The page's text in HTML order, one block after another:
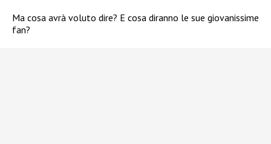
Ma cosa avrà voluto dire? E cosa diranno le sue giovanissime
fan?